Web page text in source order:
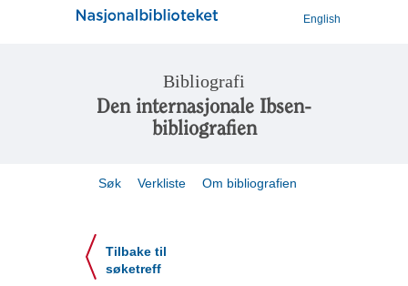
English
Bibliografi
Den internasjonale Ibsen-
bibliografien
Søk Verkliste Om bibliografien
Tilbake til
søketreff